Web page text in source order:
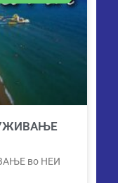
во НЕИ